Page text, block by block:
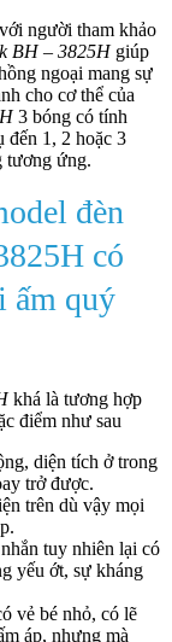
người tham khảo
BH – 3825Hgiúp
ngoại mang sự
cho cơ thể của
3 bóng có tính
đến 1, 2 hoặc 3
tương ứng.
đèn
có
ấm quý
khá là tương hợp
điểm như sau
diện tích ở trong
trở được.
trên dù vậy mọi
tuy nhiên lại có
yếu ớt, sự kháng
vẻ bé nhỏ, có lẽ
áp, nhưng mà